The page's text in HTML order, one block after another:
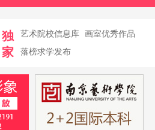
独
家
艺术院校信息库
画室优秀作品
落榜求学发布